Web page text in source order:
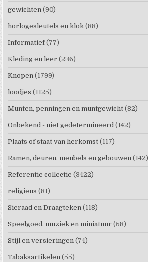
gewichten (90)
horlogesleutels en klok (88)
Informatief (77)
Kleding en leer (236)
Knopen (1799)
loodjes (1125)
Munten, penningen en muntgewicht (82)
Onbekend - niet gedetermineerd (142)
Plaats of staat van herkomst (117)
Ramen, deuren, meubels en gebouwen (142)
Referentie collectie (3422)
religieus (81)
Sieraad en Draagteken (118)
Speelgoed, muziek en miniatuur (58)
Stijl en versieringen (74)
Tabaksartikelen (55)